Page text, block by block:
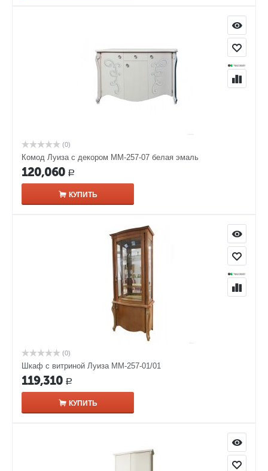
(0)
Комод Луиза с декором ММ-257-07 белая эмаль
120,060 Р
КУПИТЬ
(0)
Шкаф с витриной Луиза ММ-257-01/01
119,310 Р
КУПИТЬ